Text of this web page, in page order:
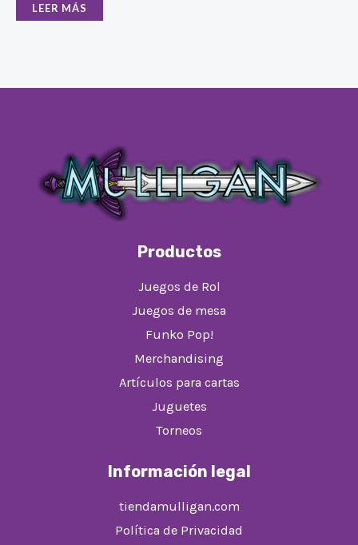
LEER MÁS
Productos
Juegos de Rol
Juegos de mesa
Funko Pop!
Merchandising
Artículos para cartas
Juguetes
Torneos
Información legal
tiendamulligan.com
Política de Privacidad